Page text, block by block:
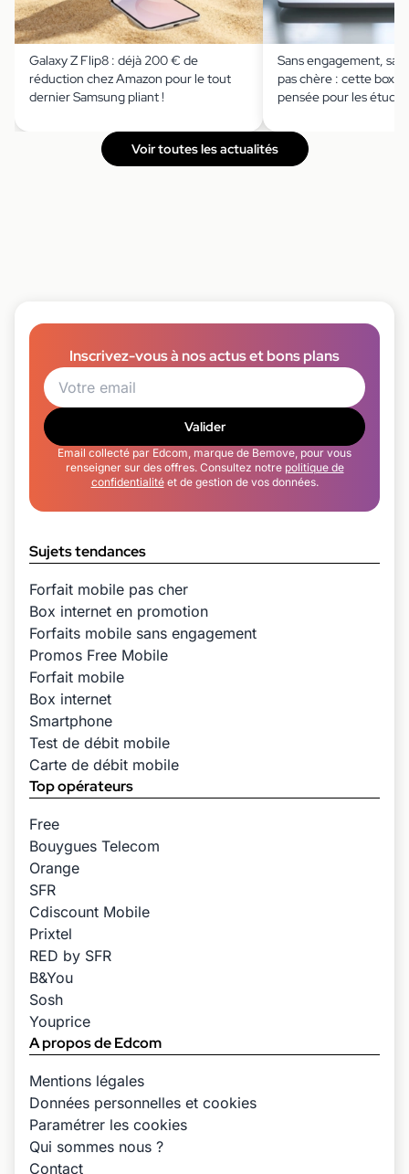
Galaxy Z Flip8 : déjà 200 € de
réduction chez Amazon pour le tout
dernier Samsung pliant !
Sans engagement,
pas chère : cette box
pensée pour les
Voir toutes les actualités
Inscrivez-vous à nos actus et bons plans
Valider
Email collecté par Edcom, marque de Bemove, pour vous
renseigner sur des offres. Consultez notre politique de
confidentialitéet de gestion de vos données.
Sujets tendances
Forfait mobile pas cher
Box internet en promotion
Forfaits mobile sans engagement
Promos Free Mobile
Forfait mobile
Box internet
Smartphone
Test de débit mobile
Carte de débit mobile
Top opérateurs
Free
Bouygues Telecom
Orange
SFR
Cdiscount Mobile
Prixtel
RED by SFR
B&You
Sosh
Youprice
A propos de Edcom
Mentions légales
Données personnelles et cookies
Paramétrer les cookies
Qui sommes nous ?
Contact